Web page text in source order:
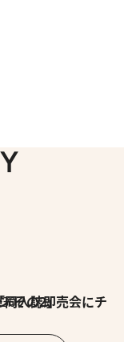
にチャレンジ その2」